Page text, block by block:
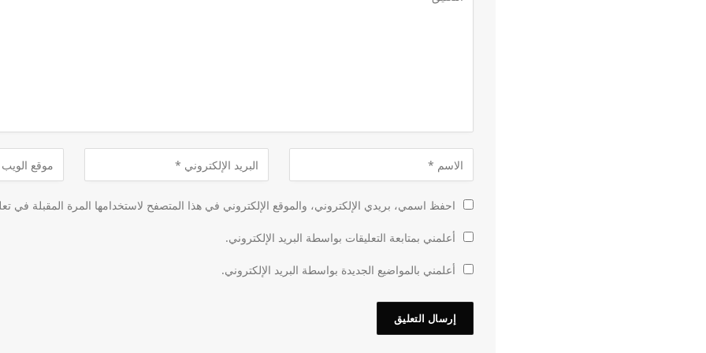
احفظ اسمي، بريدي الإلكتروني، والموقع الإلكتروني في هذا المتصفح لاستخدامها المرة المقبلة في
أعلمني بمتابعة التعليقات بواسطة البريد الإلكتروني.
أعلمني بالمواضيع الجديدة بواسطة البريد الإلكتروني.